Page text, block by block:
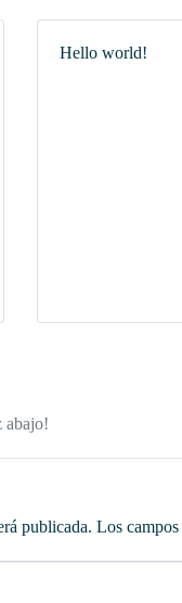
Hello world!
abajo!
publicada. Los